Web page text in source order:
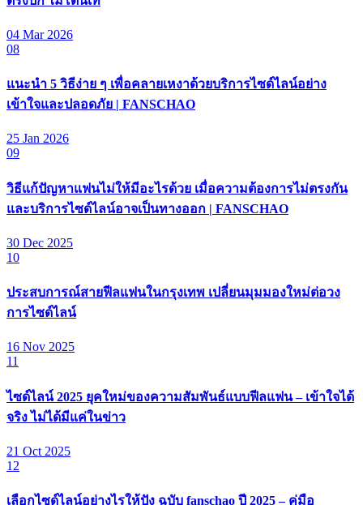
04 Mar 2026
08
แนะนำ 5 วิธีง่าย ๆ เพื่อคลายเหงาด้วยบริการไซด์ไลน์อย่าง
เข้าใจและปลอดภัย | FANSCHAO
25 Jan 2026
09
วิธีแก้ปัญหาแฟนไม่ให้มีอะไรด้วย เมื่อความต้องการไม่ตรงกัน
และบริการไซด์ไลน์อาจเป็นทางออก | FANSCHAO
30 Dec 2025
10
ประสบการณ์สายฟีลแฟนในกรุงเทพ เปลี่ยนมุมมองใหม่ต่อวง
การไซด์ไลน์
16 Nov 2025
11
ไซด์ไลน์ 2025 ยุคใหม่ของความสัมพันธ์แบบฟีลแฟน – เข้าใจได้
จริง ไม่ได้มีแค่ในข่าว
21 Oct 2025
12
เลือกไซด์ไลน์อย่างไรให้ปัง ฉบับ fanschao ปี 2025 – คู่มือ